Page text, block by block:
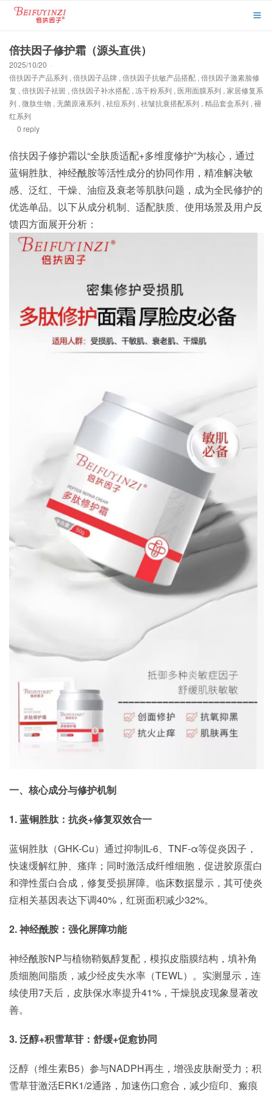
倍扶因子修护霜（源头直供）
2025/10/20 ·
倍扶因子产品系列 , 倍扶因子品牌 , 倍扶因子抗敏产品搭配 , 倍扶因子激素脸修
复 , 倍扶因子祛斑 , 倍扶因子补水搭配 , 冻干粉系列 , 医用面膜系列 , 家居修复系
列 , 微肽生物 , 无菌原液系列 , 祛痘系列 , 祛皱抗衰搭配系列 , 精品套盒系列 , 褪
红系列
· 0 reply
倍扶因子修护霜以“全肤质适配+多维度修护”为核心，通过
蓝铜胜肽、神经酰胺等活性成分的协同作用，精准解决敏
感、泛红、干燥、油痘及衰老等肌肤问题，成为全民修护的
优选单品。以下从成分机制、适配肤质、使用场景及用户反
馈四方面展开分析：
一、核心成分与修护机制
1. 蓝铜胜肽：抗炎+修复双效合一
蓝铜胜肽（GHK-Cu）通过抑制IL-6、TNF-α等促炎因子，
快速缓解红肿、瘙痒；同时激活成纤维细胞，促进胶原蛋白
和弹性蛋白合成，修复受损屏障。临床数据显示，其可使炎
症相关基因表达下调40%，红斑面积减少32%。
2. 神经酰胺：强化屏障功能
神经酰胺NP与植物鞘氨醇复配，模拟皮脂膜结构，填补角
质细胞间脂质，减少经皮失水率（TEWL）。实测显示，连
续使用7天后，皮肤保水率提升41%，干燥脱皮现象显著改
善。
3. 泛醇+积雪草苷：舒缓+促愈协同
泛醇（维生素B5）参与NADPH再生，增强皮肤耐受力；积
雪草苷激活ERK1/2通路，加速伤口愈合，减少痘印、瘢痕